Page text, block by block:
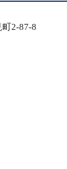
2-87-8